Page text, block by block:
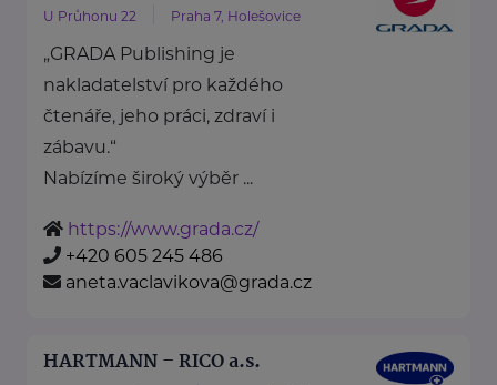
U Průhonu 22 Praha 7, Holešovice
„GRADA Publishing je
nakladatelství pro každého
čtenáře, jeho práci, zdraví i
zábavu.“
Nabízíme široký výběr ...
https://www.grada.cz/
+420 605 245 486
aneta.vaclavikova@grada.cz
HARTMANN – RICO a.s.